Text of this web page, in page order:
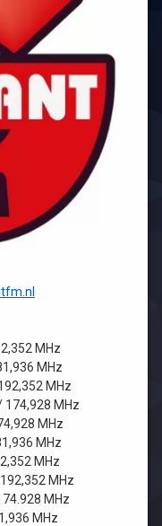
MHz
MHz
MHz
MHz
MHz
MHz
MHz
MHz
MHz
MHz